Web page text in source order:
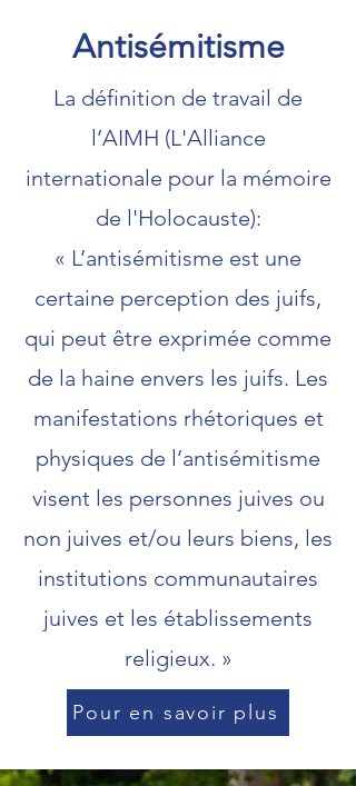
Antisémitisme
La définition de travail de
l’AIMH (L'Alliance
internationale pour la mémoire
de l'Holocauste):
« L’antisémitisme est une
certaine perception des juifs,
qui peut être exprimée comme
de la haine envers les juifs. Les
manifestations rhétoriques et
physiques de l’antisémitisme
visent les personnes juives ou
non juives et/ou leurs biens, les
institutions communautaires
juives et les établissements
religieux. »
Pour en savoir plus